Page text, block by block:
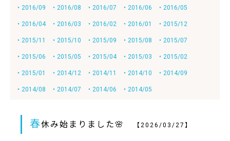
・2016/09 ・2016/08 ・2016/07 ・2016/06 ・2016/05
・2016/04 ・2016/03 ・2016/02 ・2016/01 ・2015/12
・2015/11 ・2015/10 ・2015/09 ・2015/08 ・2015/07
・2015/06 ・2015/05 ・2015/04 ・2015/03 ・2015/02
・2015/01 ・2014/12 ・2014/11 ・2014/10 ・2014/09
・2014/08 ・2014/07 ・2014/06 ・2014/05
春休み始まりました🌸 【2026/03/27】